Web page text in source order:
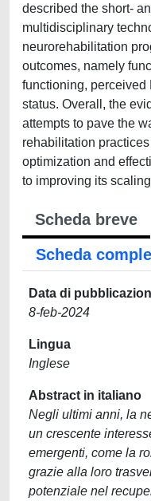
described the short-
multidisciplinary
neurorehabilitation
outcomes, namely
functioning, perceived
status. Overall, the
attempts to pave the
rehabilitation
optimization and
to improving its
Scheda breve
Scheda
Data di
8-feb-2024
Lingua
Inglese
Abstract in italiano
Negli ultimi anni, la
un crescente
emergenti, come la
grazie alla loro
potenziale nel